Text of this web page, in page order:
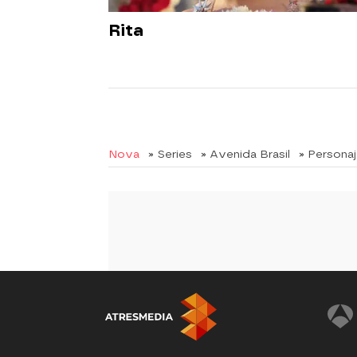
Rita
Nova » Series » Avenida Brasil »